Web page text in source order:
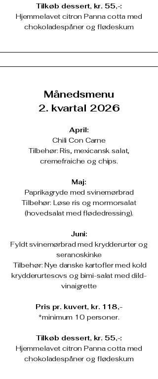
Tilkøb dessert, kr. 55,-:
Hjemmelavet citron Panna cotta med
chokoladespåner og flødeskum
Månedsmenu
2. kvartal 2026
​April:
Chili Con Carne
Tilbehør: Ris, mexicansk salat,
cremefraiche og chips.
Maj:
Paprikagryde med svinemørbrad​
Tilbehør: Løse ris og mormorsalat
(hovedsalat med flødedressing).
Juni:
Fyldt svinemørbrad med krydderurter og
seranoskinke
Tilbehør: Nye danske kartofler med kold
krydderurtesovs og bimi-salat med dild-
vinaigrette
Pris pr. kuvert, kr. 118,-
*minimum 10 personer.
Tilkøb dessert, kr. 55,-:
Hjemmelavet citron Panna cotta med
chokoladespåner og flødeskum